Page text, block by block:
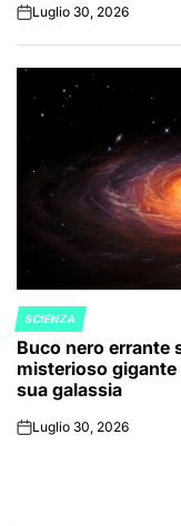
onLuglio 30, 2026
POSTED
IN
SCIENZA
Buco nero errante
misterioso
sua galassia
onLuglio 30, 2026